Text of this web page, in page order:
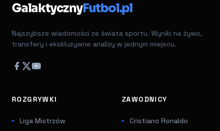
GalaktycznyFutbol.pl
Najszybsze wiadomości ze świata sportu. Wyniki na żywo,
transfery i ekskluzywne analizy w jednym miejscu.
ROZGRYWKI
Liga Mistrzów
ZAWODNICY
Cristiano Ronaldo